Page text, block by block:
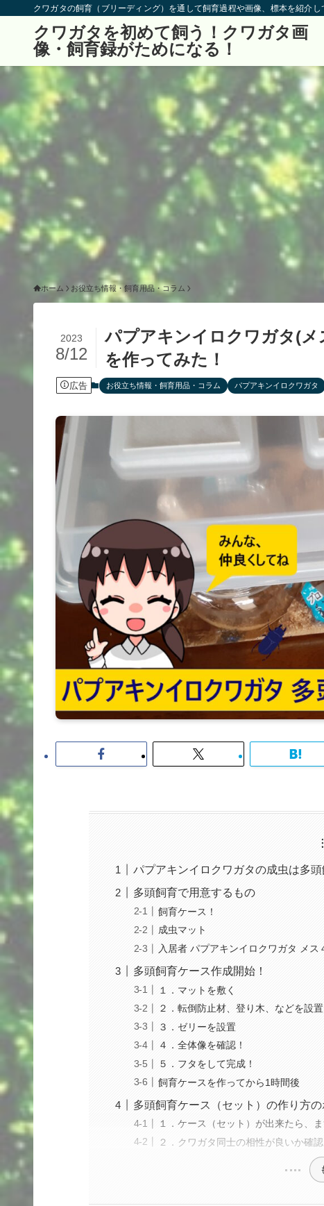
クワガタの飼育（ブリーディング）を通して飼育過程や画像、標本を紹介し
クワガタを初めて飼う！クワガタ画
像・飼育録がためになる！
ホーム お役立ち情報・飼育用品・コラム
パプアキンイロクワガタ(メ
を作ってみた！
2023
8/12
広告 お役立ち情報・飼育用品・コラム パプアキンイロクワガタ
パプアキンイロクワガタの成虫は多頭
多頭飼育で用意するもの
飼育ケース！
成虫マット
入居者 パプアキンイロクワガタ メス
多頭飼育ケース作成開始！
１．マットを敷く
２．転倒防止材、登り木、などを設置
３．ゼリーを設置
４．全体像を確認！
５．フタをして完成！
飼育ケースを作ってから1時間後
多頭飼育ケース（セット）の作り方
１．ケース（セット）が出来たら、
２．クワガタ同士の相性が良いか確認